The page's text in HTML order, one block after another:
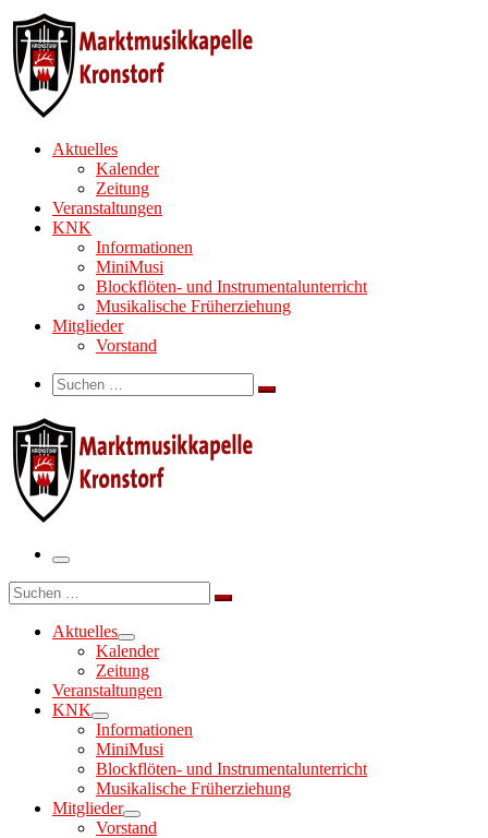
Zum
Inhalt
springen
Aktuelles
Kalender
Zeitung
Veranstaltungen
KNK
Informationen
MiniMusi
Blockflöten- und Instrumentalunterricht
Musikalische Früherziehung
Mitglieder
Vorstand
Search
Suche
Suchen …
Menü
Suche
Suchen …
Aktuelles
Kalender
Zeitung
Veranstaltungen
KNK
Informationen
MiniMusi
Blockflöten- und Instrumentalunterricht
Musikalische Früherziehung
Mitglieder
Vorstand